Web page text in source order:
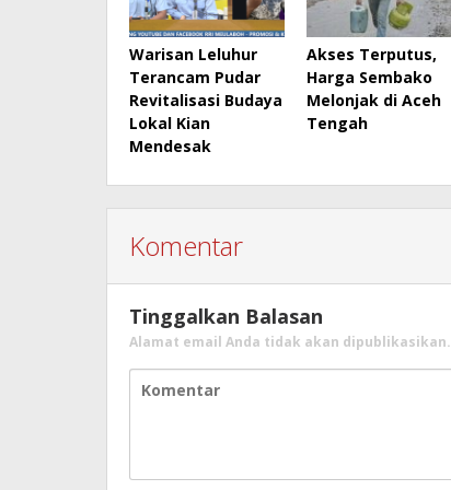
Warisan Leluhur
Terancam Pudar
Revitalisasi Budaya
Lokal Kian
Mendesak
Akses Terputus,
Harga Sembako
Melonjak di Aceh
Tengah
Komentar
Tinggalkan Balasan
Alamat email Anda tidak akan dipublikasikan.